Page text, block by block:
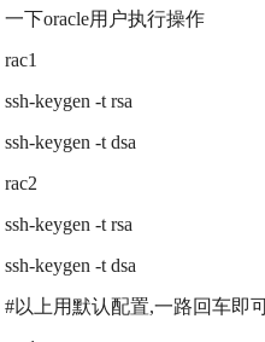
一下oracle用户执行操作
rac1
ssh-keygen -t rsa
ssh-keygen -t dsa
rac2
ssh-keygen -t rsa
ssh-keygen -t dsa
#以上用默认配置,一路回车即